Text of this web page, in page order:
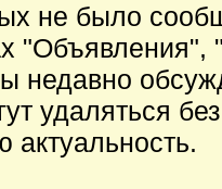
не было
недавно
удаляться
актуальность.